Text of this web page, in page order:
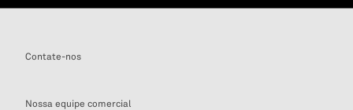
Contate-nos
Nossa equipe comercial